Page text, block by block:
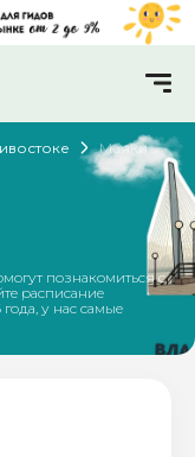
Маяки
познакомиться с
расписание
у нас самые